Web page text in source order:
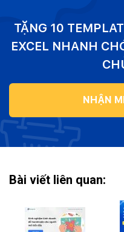
TẶNG 10
EXCEL NHANH
NHẬN
Bài viết liên quan: